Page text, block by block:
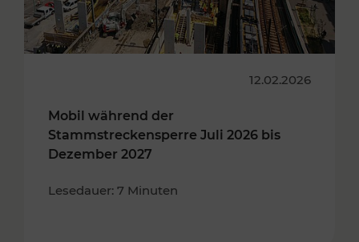
12.02.2026
Mobil während der
Stammstreckensperre Juli 2026 bis
Dezember 2027
Lesedauer: 7 Minuten